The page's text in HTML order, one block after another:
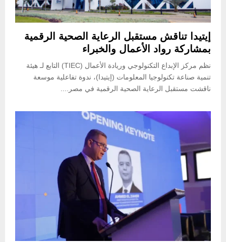
إيتيدا تناقش مستقبل الرعاية الصحية الرقمية
بمشاركة رواد الأعمال والخبراء
نظم مركز الإبداع التكنولوجي وريادة الأعمال (TIEC) التابع لـ هيئة
تنمية صناعة تكنولوجيا المعلومات (إيتيدا)، ندوة تفاعلية موسعة
ناقشت مستقبل الرعاية الصحية الرقمية في مصر....